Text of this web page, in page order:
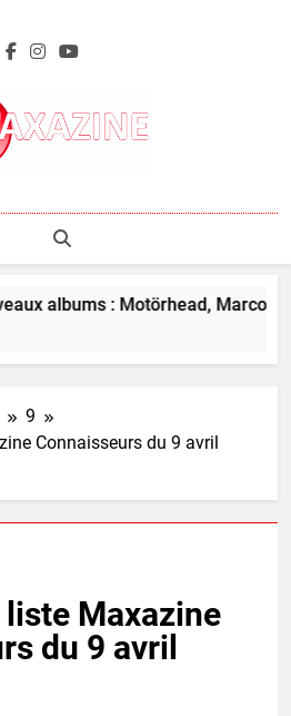
albums : Motörhead, Marco
9
Connaisseurs du 9 avril
Maxazine
du 9 avril